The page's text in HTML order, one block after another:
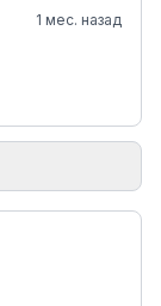
1 мес. назад